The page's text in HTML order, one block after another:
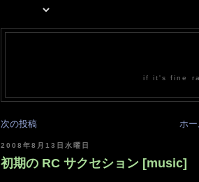
if it's fine
次の投稿 ホー
2008年8月13日水曜日
初期の RC サクセション [music]